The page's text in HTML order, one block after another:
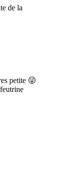
de la
petite 😜